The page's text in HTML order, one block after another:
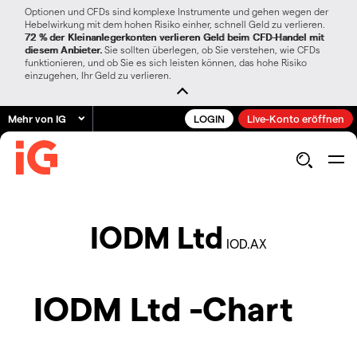
Optionen und CFDs sind komplexe Instrumente und gehen wegen der
Hebelwirkung mit dem hohen Risiko einher, schnell Geld zu verlieren.
72 % der Kleinanlegerkonten verlieren Geld beim CFD-Handel mit
diesem Anbieter. Sie sollten überlegen, ob Sie verstehen, wie CFDs
funktionieren, und ob Sie es sich leisten können, das hohe Risiko
einzugehen, Ihr Geld zu verlieren.
Mehr von IG LOGIN Live-Konto eröffnen
IODM Ltd IOD.AX
IODM Ltd -Chart